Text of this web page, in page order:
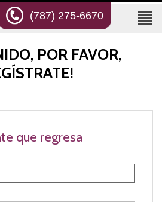
(787) 275-6670
POR FAVOR,
que regresa